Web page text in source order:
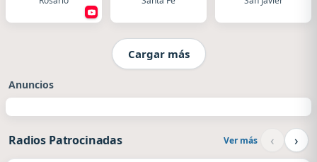
Cargar más
Anuncios
Radios Patrocinadas Ver más ‹ ›